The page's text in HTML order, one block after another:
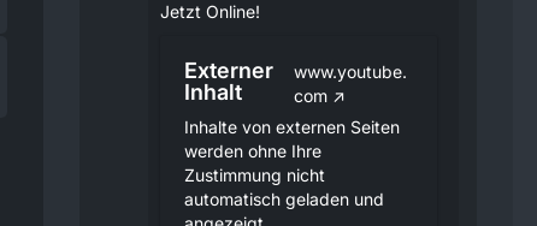
Jetzt Online!
Externer
Inhalt
www.youtube.
com
Inhalte von externen Seiten
werden ohne Ihre
Zustimmung nicht
automatisch geladen und